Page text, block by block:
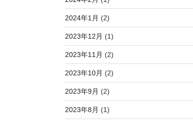
2024年1月 (2)
2023年12月 (1)
2023年11月 (2)
2023年10月 (2)
2023年9月 (2)
2023年8月 (1)